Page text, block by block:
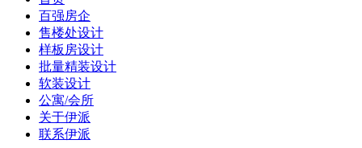
百强房企
售楼处设计
样板房设计
批量精装设计
软装设计
公寓/会所
关于伊派
联系伊派